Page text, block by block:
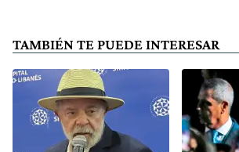
TAMBIÉN TE PUEDE INTERESAR